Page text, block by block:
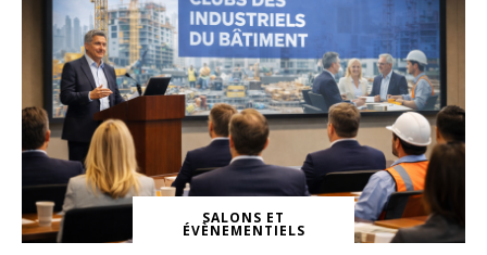
SALONS ET
ÉVÈNEMENTIELS